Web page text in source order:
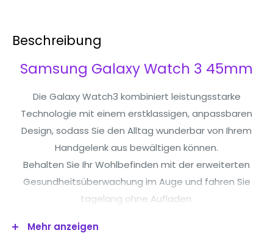
Beschreibung
Samsung Galaxy Watch 3 45mm
Die Galaxy Watch3 kombiniert leistungsstarke
Technologie mit einem erstklassigen, anpassbaren
Design, sodass Sie den Alltag wunderbar von Ihrem
Handgelenk aus bewältigen können.
Behalten Sie Ihr Wohlbefinden mit der erweiterten
Gesundheitsüberwachung im Auge und fahren Sie
tagelang ohne Aufladen.
Mehr anzeigen